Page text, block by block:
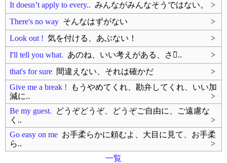
It doesn’t apply to every.. みんながみんなそうではない。
>
There's no way そんなはずがない
>
Look out ! 気を付ける、あぶない！
>
I'll tell you what. あのね、いい考えがある、さあ̀..
>
that's for sure 間違えない、それは確かだ
>
Give me a break ! もうやめてくれ、勘弁してくれ、いい加
減に..
>
Be my guest. どうぞどうぞ、どうぞご自由に、ご遠慮な
く..
>
Go easy on me お手柔らかに頼むよ、大目に見て、お手柔
ら..
>
一覧